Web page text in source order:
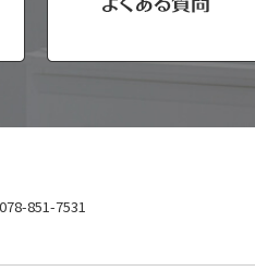
851-7531